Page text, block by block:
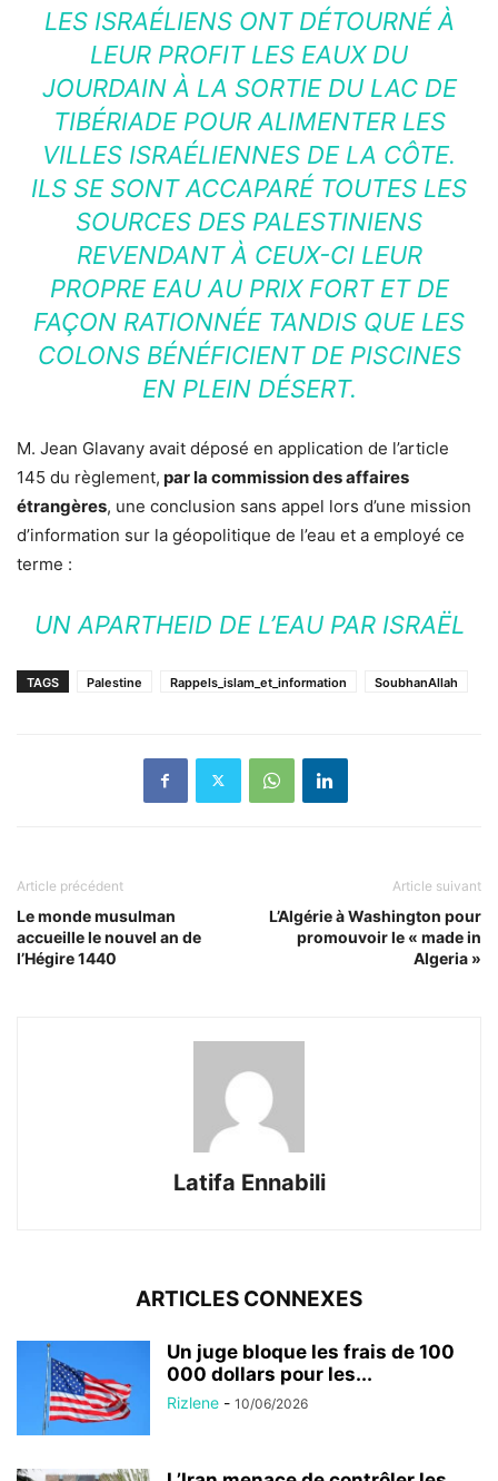
LES ISRAÉLIENS ONT DÉTOURNÉ À
LEUR PROFIT LES EAUX DU
JOURDAIN À LA SORTIE DU LAC DE
TIBÉRIADE POUR ALIMENTER LES
VILLES ISRAÉLIENNES DE LA CÔTE.
ILS SE SONT ACCAPARÉ TOUTES LES
SOURCES DES PALESTINIENS
REVENDANT À CEUX-CI LEUR
PROPRE EAU AU PRIX FORT ET DE
FAÇON RATIONNÉE TANDIS QUE LES
COLONS BÉNÉFICIENT DE PISCINES
EN PLEIN DÉSERT.
M. Jean Glavany avait déposé en application de l’article
145 du règlement, par la commission des affaires
étrangères, une conclusion sans appel lors d’une mission
d’information sur la géopolitique de l’eau et a employé ce
terme :
UN APARTHEID DE L’EAU PAR ISRAËL
TAGS Palestine Rappels_islam_et_information SoubhanAllah
Article précédent
Le monde musulman
accueille le nouvel an de
l’Hégire 1440
Article suivant
L’Algérie à Washington pour
promouvoir le « made in
Algeria »
Latifa Ennabili
ARTICLES CONNEXES
Un juge bloque les frais de 100
000 dollars pour les...
Rizlene - 10/06/2026